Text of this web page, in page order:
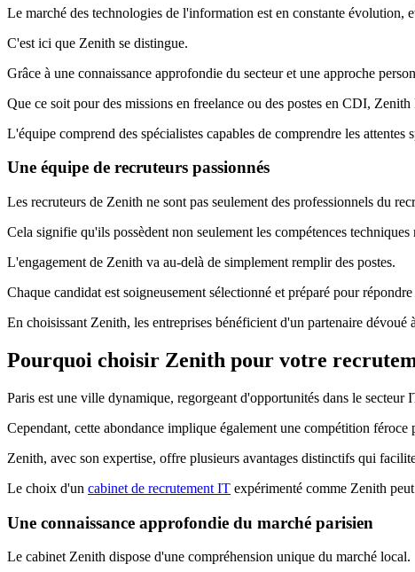
Le marché des technologies de l'information est en constante évolution,
C'est ici que Zenith se distingue.
Grâce à une connaissance approfondie du secteur et une approche
Que ce soit pour des missions en freelance ou des postes en CDI,
L'équipe comprend des spécialistes capables de comprendre les
Une équipe de recruteurs passionnés
Les recruteurs de Zenith ne sont pas seulement des professionnels du
Cela signifie qu'ils possèdent non seulement les compétences
L'engagement de Zenith va au-delà de simplement remplir des postes.
Chaque candidat est soigneusement sélectionné et préparé pour
En choisissant Zenith, les entreprises bénéficient d'un partenaire dévoué
Pourquoi choisir Zenith pour votre
Paris est une ville dynamique, regorgeant d'opportunités dans le secteur
Cependant, cette abondance implique également une compétition féroce
Zenith, avec son expertise, offre plusieurs avantages distinctifs qui
Le choix d'un cabinet de recrutement IT expérimenté comme Zenith
Une connaissance approfondie du marché parisien
Le cabinet Zenith dispose d'une compréhension unique du marché local.